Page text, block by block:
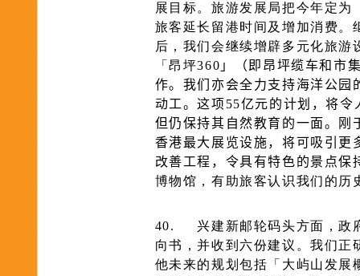
展目标。旅游发展局把今年定
旅客延长留港时间及增加消费。
后，我们会继续增辟多元化旅
「昂坪360」（即昂坪缆车和市
作。我们亦会全力支持海洋公园
动工。这项55亿元的计划，将
但仍保持其自然教育的一面。刚
香港最大展览设施，将可吸引
改善工程，令具有特色的景点保
博物馆，有助旅客认识我们的历
40. 兴建新邮轮码头方面，政
向书 ，并收到六份建议。我们正
他未来的规划包括「大屿山发展